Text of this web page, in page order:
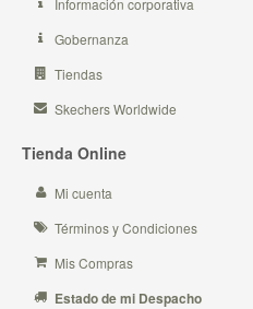
Gobernanza
Tiendas
Skechers Worldwide
Tienda Online
Mi cuenta
Términos y Condiciones
Mis Compras
Estado de mi Despacho